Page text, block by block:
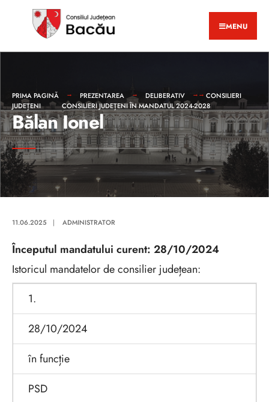
MENU
PRIMA PAGINĂ PREZENTAREA DELIBERATIV
CONSILIERI
JUDEȚENI
CONSILIERI JUDEȚENI ÎN MANDATUL 2024-2028
Bălan Ionel
11.06.2025 | ADMINISTRATOR
Începutul mandatului curent: 28/10/2024
Istoricul mandatelor de consilier județean:
1.
28/10/2024
în funcție
PSD